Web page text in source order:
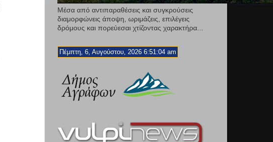
Μέσα από αντιπαραθέσεις και συγκρούσεις
διαμορφώνεις άποψη, ωριμάζεις, επιλέγεις
δρόμους και πορεύεσαι χτίζοντας χαρακτήρα...
Πέμπτη, 6, Αυγούστου, 2026 6:51:06 am